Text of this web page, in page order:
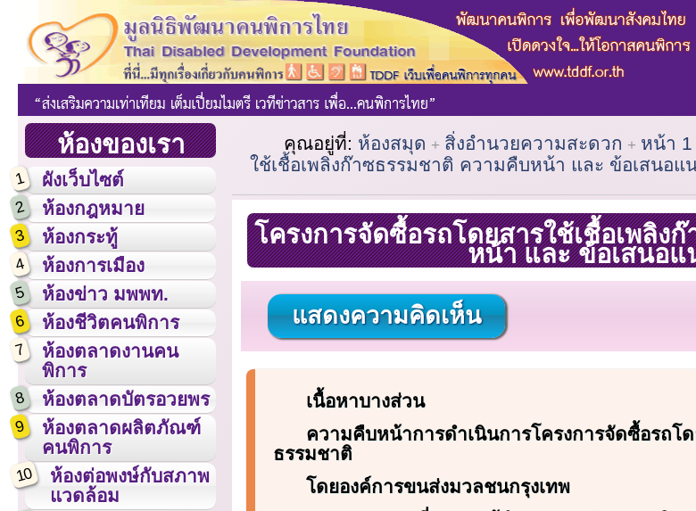
ห้องของเรา
1 ผังเว็บไซต์
2 ห้องกฎหมาย
3 ห้องกระทู้
4 ห้องการเมือง
5 ห้องข่าว มพพท.
6 ห้องชีวิตคนพิการ
7
ห้องตลาดงานคน
พิการ
8 ห้องตลาดบัตรอวยพร
9
ห้องตลาดผลิตภัณฑ์
คนพิการ
10
ห้องต่อพงษ์กับสภาพ
แวดล้อม
คุณอยู่ที่: ห้องสมุด สิ่งอำนวยความสะดวก หน้า 1
ใช้เชื้อเพลิงก๊าซธรรมชาติ ความคืบหน้า และ ข้อเสนอแ
โครงการจัดซื้อรถโดยสารใช้เชื้อเพลิง
หน้า และ ข้อเสนอแ
แสดงความคิดเห็น
เนื้อหาบางส่วน
ความคืบหน้าการดำเนินการโครงการจัดซื้อรถโด
ธรรมชาติ
โดยองค์การขนส่งมวลชนกรุงเทพ